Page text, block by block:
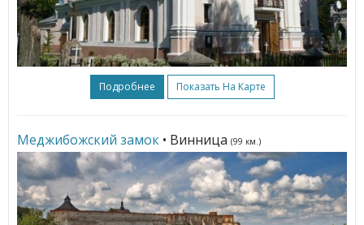
Подробнее Показать На Карте
Меджибожский замок • Винница (99 км.)